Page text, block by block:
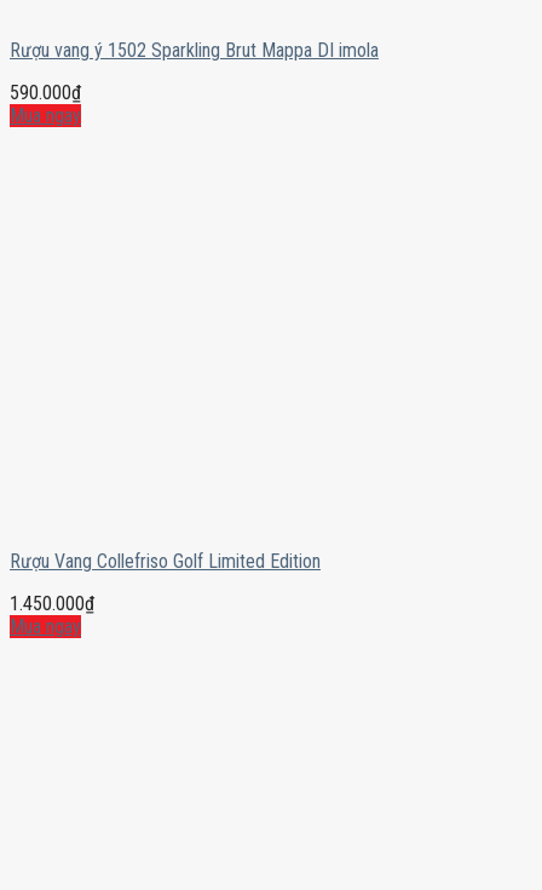
Rượu vang ý 1502 Sparkling Brut Mappa DI imola
590.000₫
Mua ngay
Rượu Vang Collefriso Golf Limited Edition
1.450.000₫
Mua ngay